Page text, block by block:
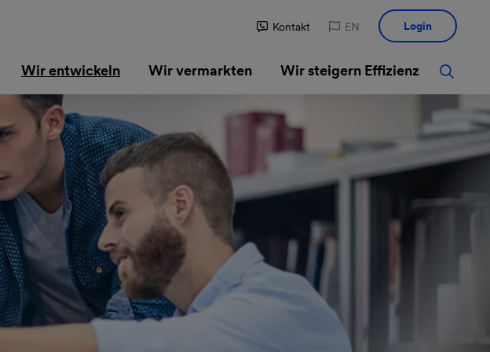
Kontakt EN Login
Wir entwickeln Wir vermarkten Wir steigern Effizienz